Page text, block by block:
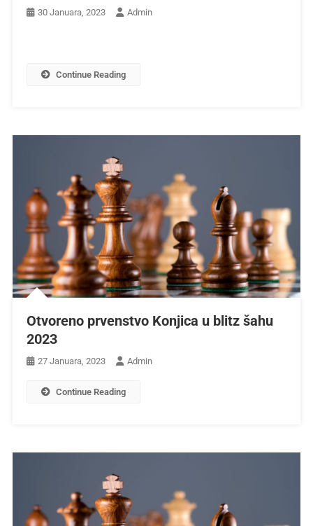
30 Januara, 2023 Admin
Continue Reading
Otvoreno prvenstvo Konjica u blitz šahu
2023
27 Januara, 2023 Admin
Continue Reading